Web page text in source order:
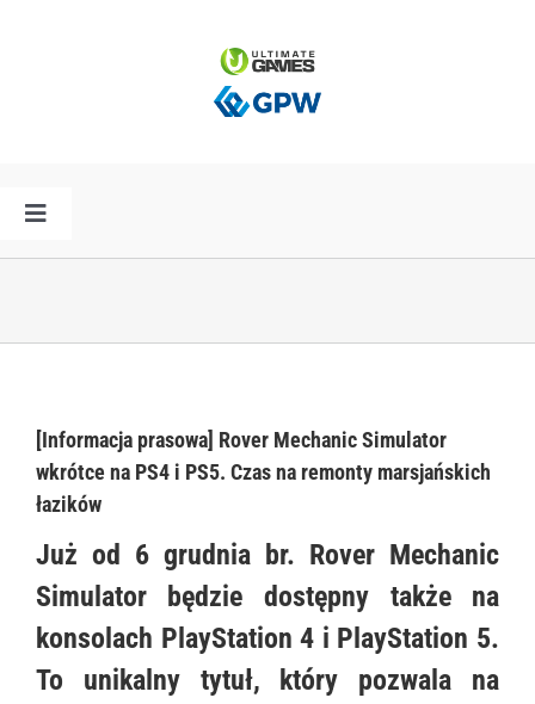
Toggle
Navigation
PLAN PREMIER
SPÓŁKA
KONTAKT
PUBLISHING (EN)
[Informacja prasowa] Rover Mechanic Simulator
wkrótce na PS4 i PS5. Czas na remonty marsjańskich
łazików
Już od 6 grudnia br. Rover Mechanic
Simulator będzie dostępny także na
konsolach PlayStation 4 i PlayStation 5.
To unikalny tytuł, który pozwala na